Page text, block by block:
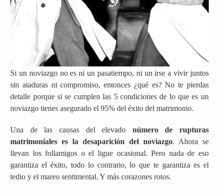
Si un noviazgo no es ni un pasatiempo, ni un irse a vivir juntos
sin ataduras ni compromiso, entonces ¿qué es? No te pierdas
detalle porque si se cumplen las 5 condiciones de lo que es un
noviazgo tienes asegurado el 95% del éxito del matrimonio.
Una de las causas del elevado número de rupturas
matrimoniales es la desaparición del noviazgo. Ahora se
llevan los follamigos o el ligue ocasional. Pero nada de eso
garantiza el éxito, todo lo contrario, lo que te garantiza es el
tedio y el mareo sentimental. Y más corazones rotos.